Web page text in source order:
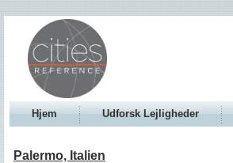
Hjem Udforsk Lejligheder
Palermo, Italien